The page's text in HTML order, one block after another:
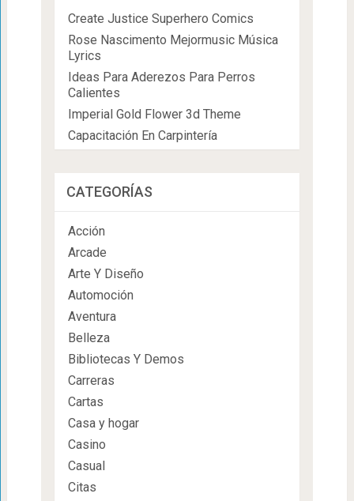
Create Justice Superhero Comics
Rose Nascimento Mejormusic Música
Lyrics
Ideas Para Aderezos Para Perros
Calientes
Imperial Gold Flower 3d Theme
Capacitación En Carpintería
CATEGORÍAS
Acción
Arcade
Arte Y Diseño
Automoción
Aventura
Belleza
Bibliotecas Y Demos
Carreras
Cartas
Casa y hogar
Casino
Casual
Citas